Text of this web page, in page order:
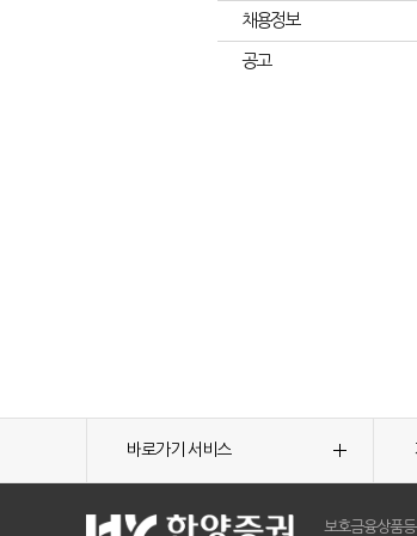
채용정보
공고
바로가기 서비스
보호금융상품